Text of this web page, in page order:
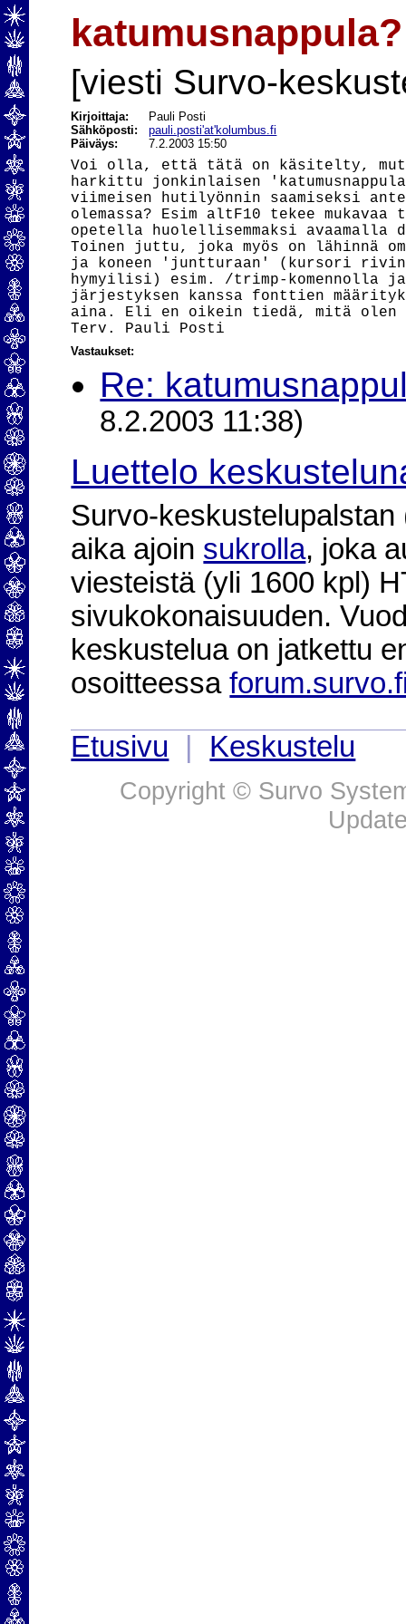
katumusnappula?
[viesti Survo-
Kirjoittaja:
Pauli Posti
Sähköposti:pauli.posti'at'kolumbus.fi
Päiväys:
7.2.2003 15:50
Voi olla, että tätä on käsitelty,
harkittu jonkinlaisen
viimeisen hutilyönnin saamiseksi
olemassa? Esim altF10 tekee
opetella huolellisemmaksi avaamalla
Toinen juttu, joka myös on lähinnä
ja koneen 'juntturaan' (kursori
hymyilisi) esim. /trimp-komennolla ja
järjestyksen kanssa fonttien
aina. Eli en oikein tiedä, mitä
Vastaukset:
Re:
8.2.2003 11:38)
Luettelo
Survo-
aika ajoin sukrolla, joka
viesteistä (yli 1600 kpl)
sivukokonaisuuden.
keskustelua on jatkettu
osoitteessa
Etusivu
Keskustelu
Copyright © Survo